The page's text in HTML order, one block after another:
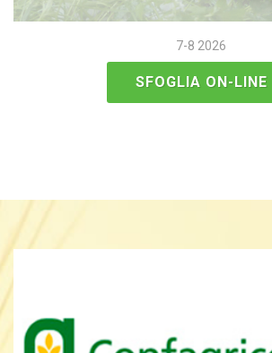
7-8 2026
SFOGLIA ON-LINE